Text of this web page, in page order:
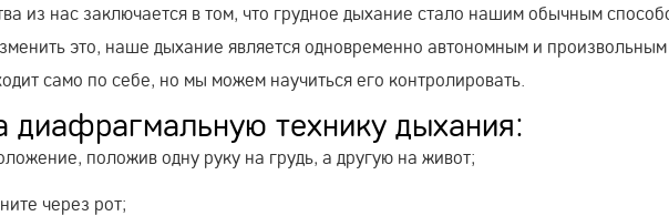
из нас заключается в том, что грудное дыхание стало нашим обычным
это, наше дыхание является одновременно автономным и
само по себе, но мы можем научиться его контролировать.
диафрагмальную технику дыхания:
положив одну руку на грудь, а другую на живот;
через рот;